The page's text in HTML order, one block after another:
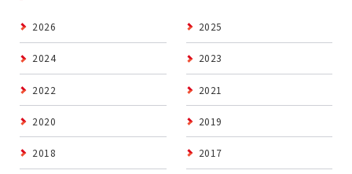
2026 2025
2024 2023
2022 2021
2020 2019
2018 2017